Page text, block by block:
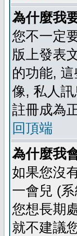
為什麼我
您不一定
版上發表
的功能,
像, 私人
註冊成為
回頂端
為什麼我
如果您沒
一會兒 (
您想長期
就不建議